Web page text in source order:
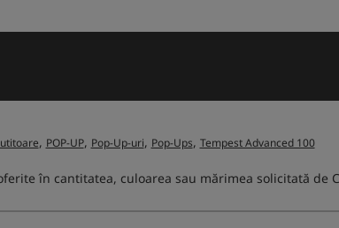
, POP-UP, Pop-Up-uri, Pop-Ups, Tempest Advanced 100
în cantitatea, culoarea sau mărimea solicitată de